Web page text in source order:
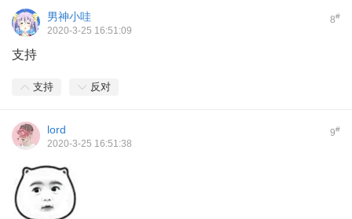
8#
男神小哇
2020-3-25 16:51:09
支持
支持 反对
9#
lord
2020-3-25 16:51:38